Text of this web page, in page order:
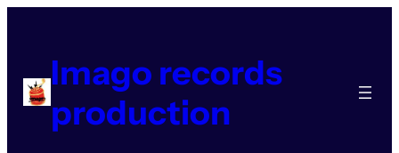
contenuImago records
production